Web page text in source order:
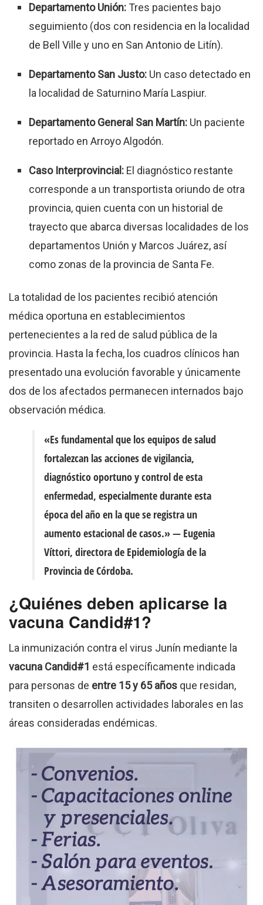
Departamento Unión: Tres pacientes bajo
seguimiento (dos con residencia en la localidad
de Bell Ville y uno en San Antonio de Litín).
Departamento San Justo: Un caso detectado en
la localidad de Saturnino María Laspiur.
Departamento General San Martín: Un paciente
reportado en Arroyo Algodón.
Caso Interprovincial: El diagnóstico restante
corresponde a un transportista oriundo de otra
provincia, quien cuenta con un historial de
trayecto que abarca diversas localidades de los
departamentos Unión y Marcos Juárez, así
como zonas de la provincia de Santa Fe.
La totalidad de los pacientes recibió atención
médica oportuna en establecimientos
pertenecientes a la red de salud pública de la
provincia. Hasta la fecha, los cuadros clínicos han
presentado una evolución favorable y únicamente
dos de los afectados permanecen internados bajo
observación médica.
«Es fundamental que los equipos de salud
fortalezcan las acciones de vigilancia,
diagnóstico oportuno y control de esta
enfermedad, especialmente durante esta
época del año en la que se registra un
aumento estacional de casos.»— Eugenia
Víttori, directora de Epidemiología de la
Provincia de Córdoba.
¿Quiénes deben aplicarse la
vacuna Candid#1?
La inmunización contra el virus Junín mediante la
vacuna Candid#1 está específicamente indicada
para personas de entre 15 y 65 años que residan,
transiten o desarrollen actividades laborales en las
áreas consideradas endémicas.